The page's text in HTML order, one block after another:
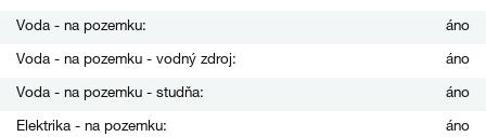
Voda - na pozemku: áno
Voda - na pozemku - vodný zdroj: áno
Voda - na pozemku - studňa: áno
Elektrika - na pozemku: áno